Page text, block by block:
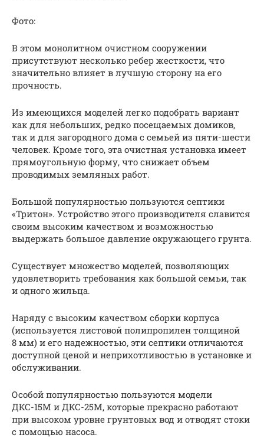
Фото:
В этом монолитном очистном сооружении
присутствуют несколько ребер жесткости, что
значительно влияет в лучшую сторону на его
прочность.
Из имеющихся моделей легко подобрать вариант
как для небольших, редко посещаемых домиков,
так и для загородного дома с семьей из пяти-шести
человек. Кроме того, эта очистная установка имеет
прямоугольную форму, что снижает объем
проводимых земляных работ.
Большой популярностью пользуются септики
«Тритон». Устройство этого производителя славится
своим высоким качеством и возможностью
выдержать большое давление окружающего грунта.
Существует множество моделей, позволяющих
удовлетворить требования как большой семьи, так
и одного жильца.
Наряду с высоким качеством сборки корпуса
(используется листовой полипропилен толщиной
8 мм) и его надежностью, эти септики отличаются
доступной ценой и неприхотливостью в установке и
обслуживании.
Особой популярностью пользуются модели
ДКС-15М и ДКС-25М, которые прекрасно работают
при высоком уровне грунтовых вод и отводят стоки
с помощью насоса.